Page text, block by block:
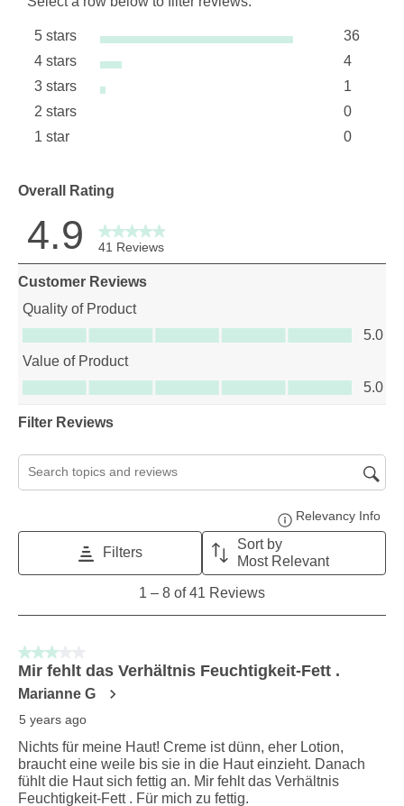
5 stars stars
36
36
4 stars stars
4
4
3 stars stars
1
1 review
2 stars
0
0
1 star
0
Overall Rating
4.9 41 Reviews
Customer Reviews
Quality of Product
Quality of Product, 5.0 out of 5
5.0
Value of Product
Value of Product, 5.0 out of 5
5.0
Filter Reviews
Search topics and reviews search region
Relevancy Info
Filters
Sort by
Most Relevant
of
41
Reviews
.
1 – 8 of 41 Reviews
3 out of 5 stars.
Mir fehlt das Verhältnis Feuchtigkeit-Fett .
Marianne G
5 years ago
Nichts für meine Haut! Creme ist dünn, eher Lotion,
braucht eine weile bis sie in die Haut einzieht. Danach
fühlt die Haut sich fettig an. Mir fehlt das Verhältnis
Feuchtigkeit-Fett . Für mich zu fettig.